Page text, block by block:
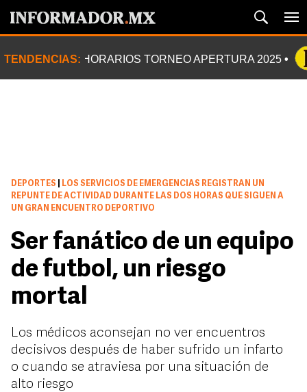
TENDENCIAS: HORARIOS TORNEO APERTURA 2025
DEPORTES
LOS SERVICIOS DE EMERGENCIAS REGISTRAN UN
REPUNTE DE ACTIVIDAD DURANTE LAS DOS HORAS QUE SIGUEN A
UN GRAN ENCUENTRO DEPORTIVO
Ser fanático de un equipo
de futbol, un riesgo
mortal
Los médicos aconsejan no ver encuentros
decisivos después de haber sufrido un infarto
o cuando se atraviesa por una situación de
alto riesgo